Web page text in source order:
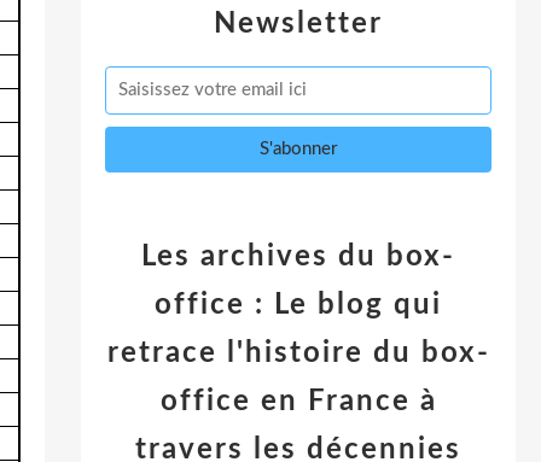
Newsletter
Les archives du box-
office : Le blog qui
retrace l'histoire du box-
office en France à
travers les décennies